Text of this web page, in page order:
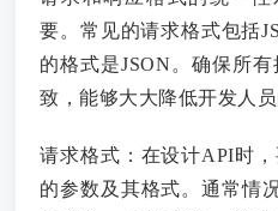
要。常见的请求格式包括
的格式是JSON。确保所
致，能够大大降低开发人员
请求格式：在设计API时
的参数及其格式。通常情